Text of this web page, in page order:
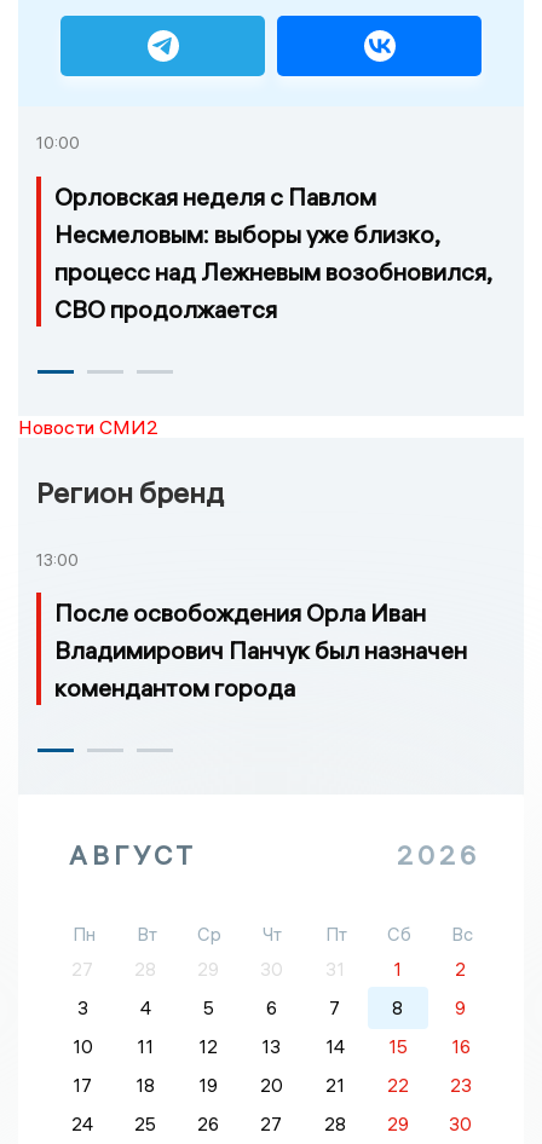
10:00
Орловская неделя с Павлом
Несмеловым: выборы уже близко,
процесс над Лежневым возобновился,
СВО продолжается
Новости СМИ2
Регион бренд
13:00
После освобождения Орла Иван
Владимирович Панчук был назначен
комендантом города
АВГУСТ 2026
Пн Вт Ср Чт Пт Сб
Вс
27
28 29 30 31 1
2
3
4 5 6 7 8
9
10
11 12 13 14 15
16
17
18 19 20 21 22
23
24
25 26 27 28 29
30